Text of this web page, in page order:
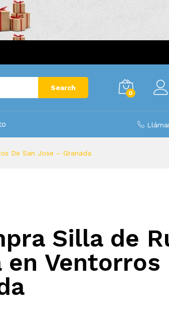
Search
0
De San Jose – Granada
Silla de
Ventorros